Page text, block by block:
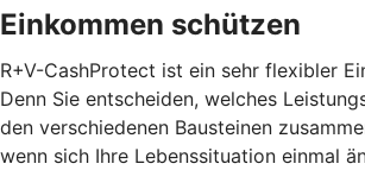
Einkommen schützen
R+V-CashProtect ist ein sehr flexibler
Denn Sie entscheiden, welches
den verschiedenen Bausteinen
wenn sich Ihre Lebenssituation einmal